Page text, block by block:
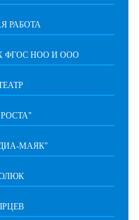
РАБОТА
ФГОС НОО И ООО
МАЯК"